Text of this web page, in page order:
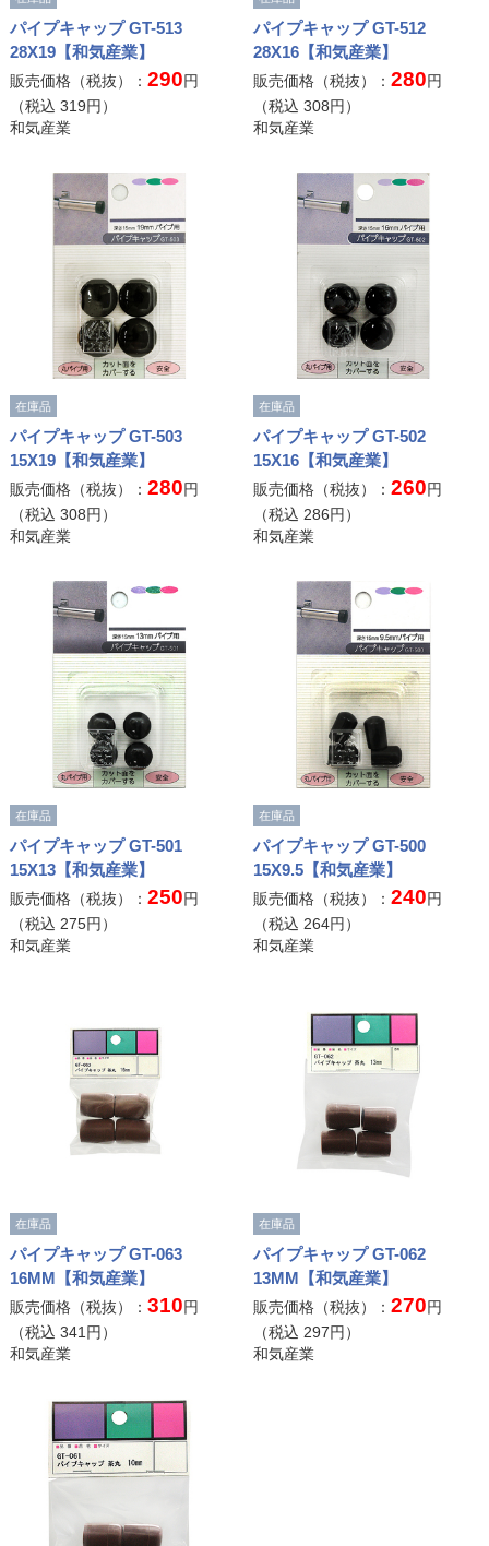
パイプキャップ GT-513
28X19【和気産業】
販売価格（税抜）： 290円
（税込 319円）
和気産業
パイプキャップ GT-512
28X16【和気産業】
販売価格（税抜）：280円
（税込308円）
和気産業
在庫品
パイプキャップ GT-503
15X19【和気産業】
販売価格（税抜）： 280円
（税込 308円）
和気産業
在庫品
パイプキャップ GT-502
15X16【和気産業】
販売価格（税抜）：260円
（税込 286円）
和気産業
在庫品
パイプキャップ GT-501
15X13【和気産業】
販売価格（税抜）： 250円
（税込 275円）
和気産業
在庫品
パイプキャップ GT-500
15X9.5【和気産業】
販売価格（税抜）：240円
（税込 264円）
和気産業
在庫品
パイプキャップ GT-063
16MM【和気産業】
販売価格（税抜）： 310円
（税込 341 円）
和気産業
在庫品
パイプキャップ GT-062
13MM【和気産業】
販売価格（税抜）：270円
（税込 297円）
和気産業